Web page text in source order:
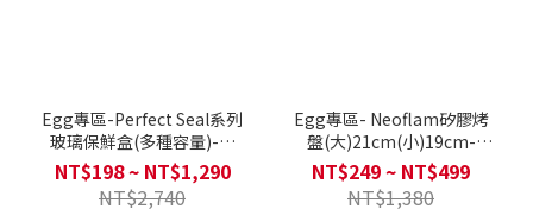
Egg專區-Perfect Seal系列
玻璃保鮮盒(多種容量)-單
入/小容量三入組/中容量三
入組/大容量三入組/大全套
五入組
NT$198 ~ NT$1,290
NT$2,740
Egg專區- Neoflam矽膠烤
盤(大)21cm(小)19cm-
FIKA(兩款可選)
NT$249 ~ NT$499
NT$1,380